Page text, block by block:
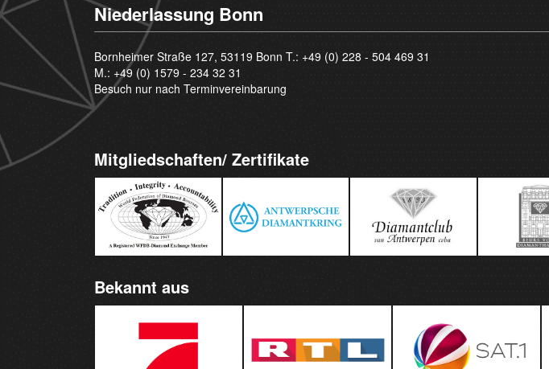
Niederlassung Bonn
Bornheimer Straße 127, 53119 Bonn T.: +49 (0) 228 - 504 469 31
M.: +49 (0) 1579 - 234 32 31
Besuch nur nach Terminvereinbarung
Mitgliedschaften/ Zertifikate
Bekannt aus